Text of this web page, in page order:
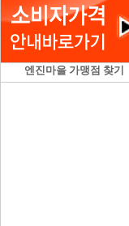
엔진마을 가맹점 찾기